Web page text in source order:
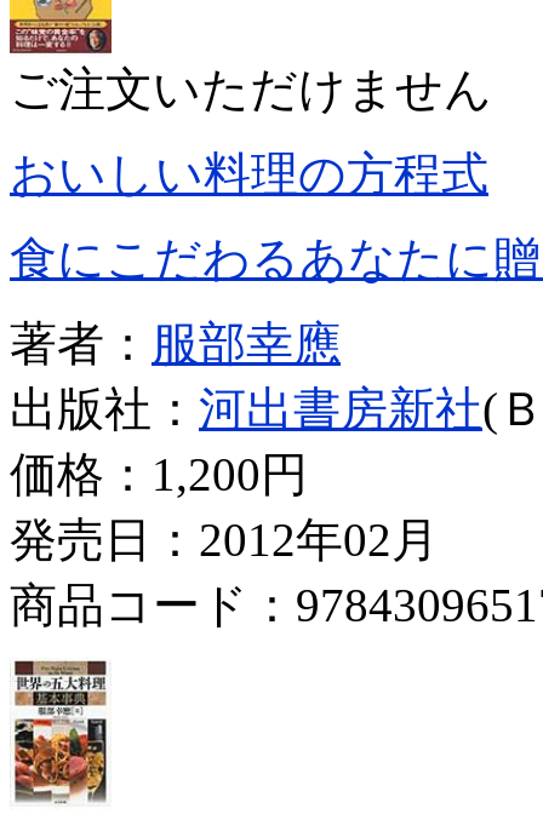
ご注文いただけません
おいしい料理の方程式
食にこだわるあなたに
著者： 服部幸應
出版社： 河出書房新社(
価格： 1,200円
発売日：2012年02月
商品コード：